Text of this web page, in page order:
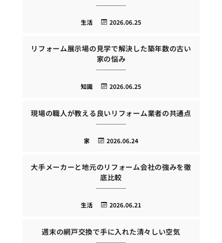
2026.06.25
生活
リフォーム展示場の見学で解決した築年数の古い
家の悩み
2026.06.25
知識
現場の職人が教える良いリフォーム業者の共通点
2026.06.24
家
大手メーカーと地元のリフォーム会社の強みを徹
底比較
2026.06.21
生活
週末の網戸交換で手に入れた清々しい空気